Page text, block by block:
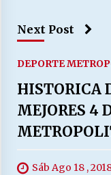
Next Post
DEPORTE
HISTORICA
MEJORES 4
Sáb Ago 18 ,